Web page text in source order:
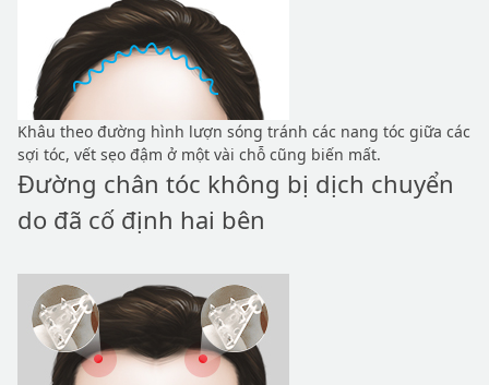
Khâu theo đường hình lượn sóng tránh các nang tóc giữa các
sợi tóc, vết sẹo đậm ở một vài chỗ cũng biến mất.
Đường chân tóc không bị dịch chuyển
do đã cố định hai bên